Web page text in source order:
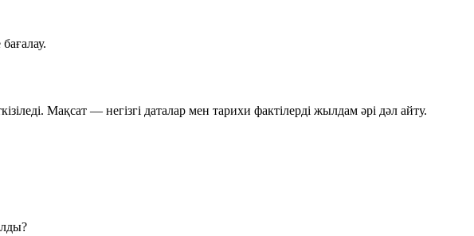
Мақсат — негізгі даталар мен тарихи фактілерді жылдам әрі дәл айту.